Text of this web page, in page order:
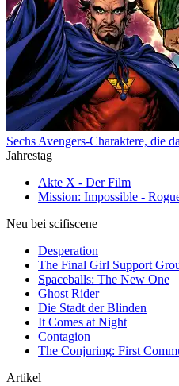
Sechs Avengers-Charaktere, die
Jahrestag
Akte X - Der Film
Mission: Impossible -
Neu bei scifiscene
Desperation
The Final Girl Support
Spaceballs: The New One
Ghost Rider
Die Stadt der Blinden
It Comes at Night
Contagion
The Conjuring: First
Artikel